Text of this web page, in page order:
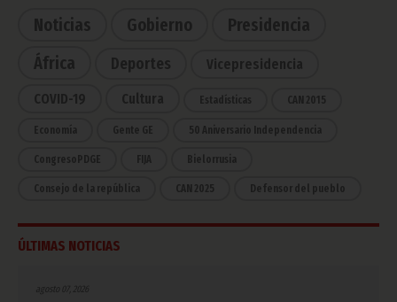
Noticias Gobierno
Presidencia
África
Deportes Vicepresidencia
COVID-19 Cultura Estadísticas CAN 2015
Economía Gente GE 50 Aniversario Independencia
CongresoPDGE FIJA Bielorrusia
Consejo de la república CAN 2025 Defensor del pueblo
ÚLTIMAS NOTICIAS
agosto 07, 2026